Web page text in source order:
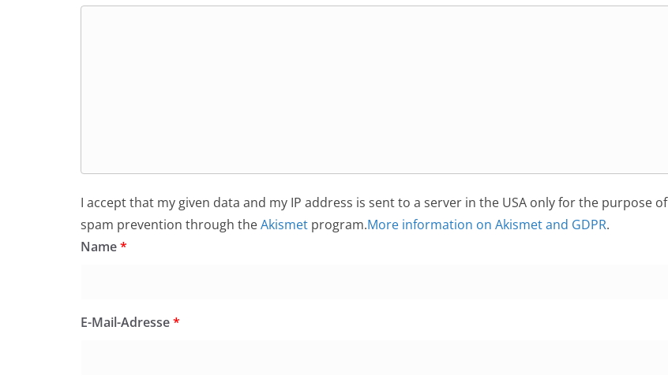
I accept that my given data and my IP address is sent to a server in the USA only for the purpose of
spam prevention through theAkismet program.More information on Akismet and GDPR.
Name*
E-Mail-Adresse*